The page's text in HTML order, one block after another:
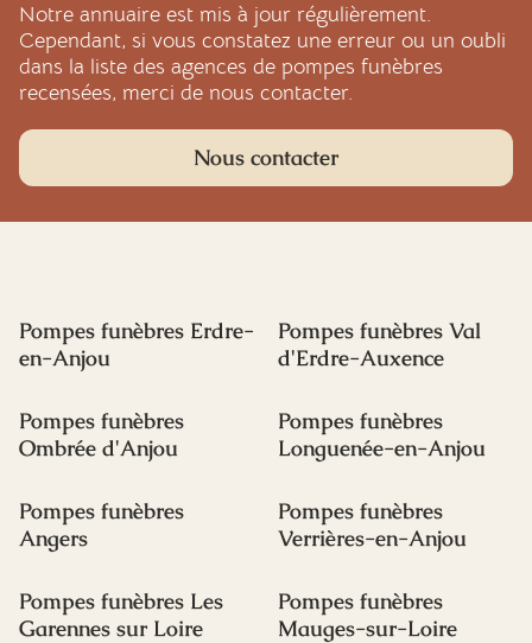
Notre annuaire est mis à jour régulièrement.
Cependant, si vous constatez une erreur ou un oubli
dans la liste des agences de pompes funèbres
recensées, merci de nous contacter.
Nous contacter
Pompes funèbres Erdre-
en-Anjou
Pompes funèbres Val
d'Erdre-Auxence
Pompes funèbres
Ombrée d'Anjou
Pompes funèbres
Longuenée-en-Anjou
Pompes funèbres
Angers
Pompes funèbres
Verrières-en-Anjou
Pompes funèbres Les
Garennes sur Loire
Pompes funèbres
Mauges-sur-Loire